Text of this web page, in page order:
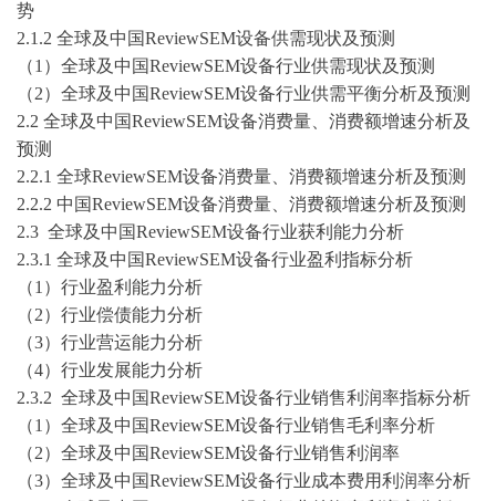
势
2.1.2 全球及中国ReviewSEM设备供需现状及预测
（1） 全球及中国ReviewSEM设备行业供需现状及预测
（2） 全球及中国ReviewSEM设备行业供需平衡分析及预测
2.2 全球及中国ReviewSEM设备消费量、消费额增速分析及
预测
2.2.1 全球ReviewSEM设备消费量、消费额增速分析及预测
2.2.2 中国ReviewSEM设备消费量、消费额增速分析及预测
2.3 全球及 中国ReviewSEM设备行业获利能力分析
2.3.1 全球及中国ReviewSEM设备行业盈利指标分析
（1） 行业盈利能力分析
（2） 行业偿债能力分析
（3）行业营运能力分析
（4）行业发展能力分析
2.3.2 全球及中国ReviewSEM设备行业销售利润率指标分析
（1 ） 全球及 中国ReviewSEM设备行业销售毛利率分析
（2） 全球及 中国ReviewSEM设备行业销售利润率
（3） 全球及 中国ReviewSEM设备行业成本费用利润率分析